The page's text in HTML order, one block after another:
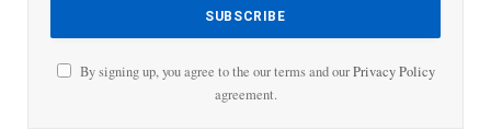
By signing up, you agree to the our terms and ourPrivacy Policy
agreement.